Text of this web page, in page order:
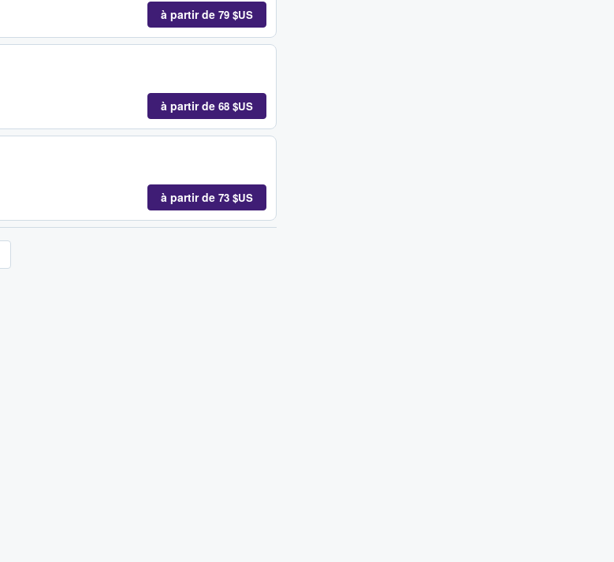
à partir de 79 $US
à partir de 68 $US
à partir de 73 $US